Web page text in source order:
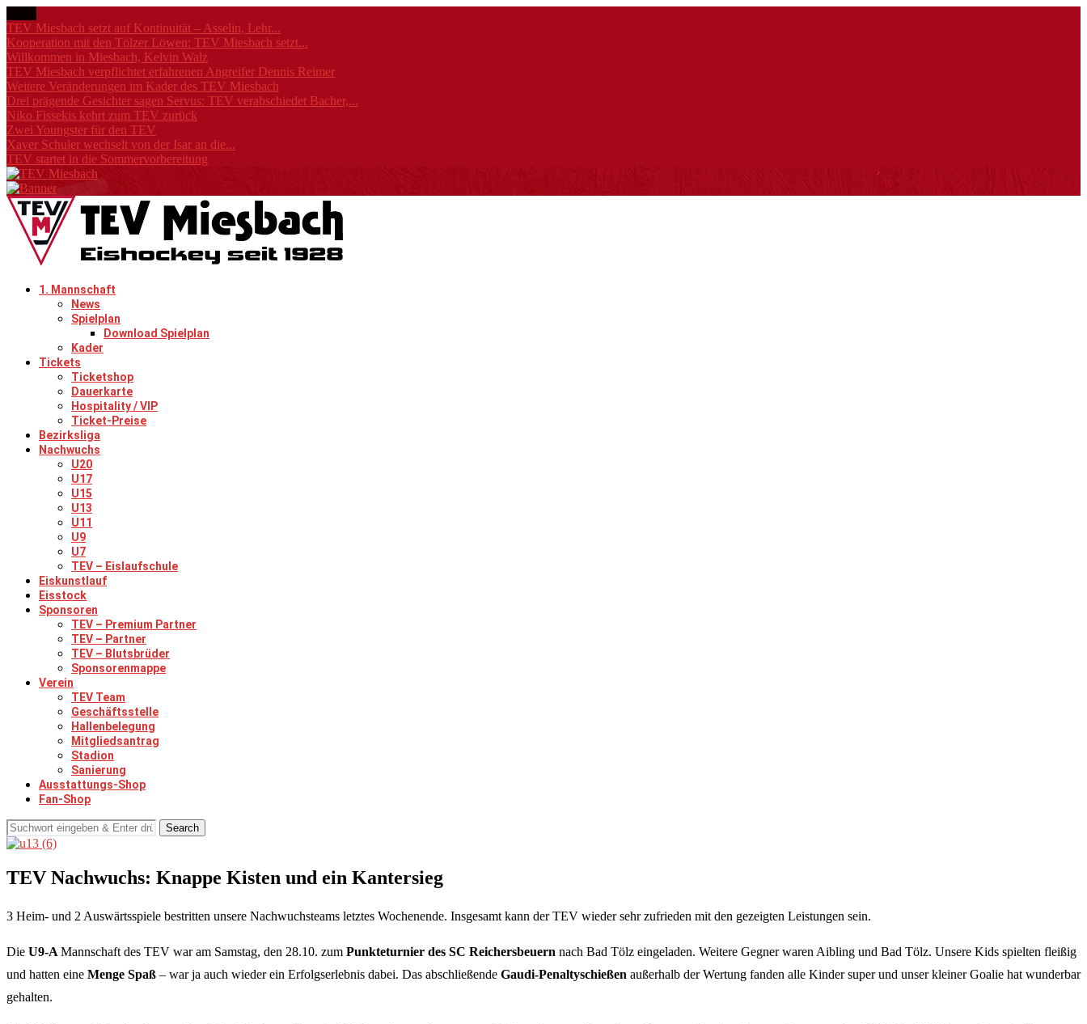
TEV Miesbach setzt auf Kontinuität – Asselin, Lehr...
Kooperation mit den Tölzer Löwen: TEV Miesbach setzt...
Willkommen in Miesbach, Kelvin Walz
TEV Miesbach verpflichtet erfahrenen Angreifer Dennis Reimer
Weitere Veränderungen im Kader des TEV Miesbach
Drei prägende Gesichter sagen Servus: TEV verabschiedet Bacher,...
Niko Fissekis kehrt zum TEV zurück
Zwei Youngster für den TEV
Xaver Schuler wechselt von der Isar an die...
TEV startet in die Sommervorbereitung
1. Mannschaft
News
Spielplan
Download Spielplan
Kader
Tickets
Ticketshop
Dauerkarte
Hospitality / VIP
Ticket-Preise
Bezirksliga
Nachwuchs
U20
U17
U15
U13
U11
U9
U7
TEV – Eislaufschule
Eiskunstlauf
Eisstock
Sponsoren
TEV – Premium Partner
TEV – Partner
TEV – Blutsbrüder
Sponsorenmappe
Verein
TEV Team
Geschäftsstelle
Hallenbelegung
Mitgliedsantrag
Stadion
Sanierung
Ausstattungs-Shop
Fan-Shop
Search
TEV Nachwuchs: Knappe Kisten und ein Kantersieg
3 Heim- und 2 Auswärtsspiele bestritten unsere Nachwuchsteams letztes Wochenende. Insgesamt kann der TEV wieder sehr zufrieden mit den gezeigten Leistungen sein.
Die U9-A Mannschaft des TEV war am Samstag, den 28.10. zum Punkteturnier des SC Reichersbeuern nach Bad Tölz eingeladen. Weitere Gegner waren Aibling und Bad Tölz. Unsere Kids spielten fleißig
und hatten eine Menge Spaß – war ja auch wieder ein Erfolgserlebnis dabei. Das abschließende Gaudi-Penaltyschießen außerhalb der Wertung fanden alle Kinder super und unser kleiner Goalie hat wunderbar
gehalten.